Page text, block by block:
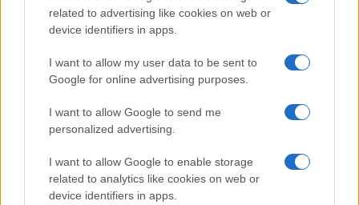
related to advertising like cookies on web or
device identifiers in apps.
I want to allow my user data to be sent to
Google for online advertising purposes.
I want to allow Google to send me
personalized advertising.
I want to allow Google to enable storage
related to analytics like cookies on web or
device identifiers in apps.
Sangue, musica e solidarietà con Avis Olbia al
Delta Center
Meteo Olbia 9 agosto, temperature in calo
va avanti: “Sicilia, ci sono”